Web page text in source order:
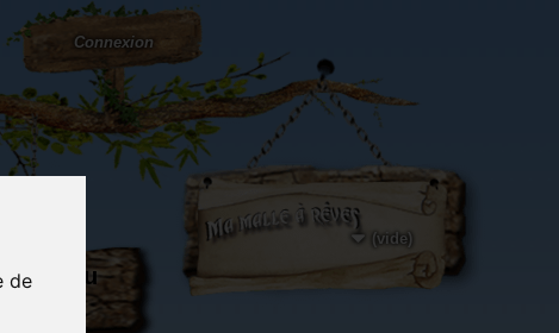
de
Connexion
(vide)
côté du
blog...